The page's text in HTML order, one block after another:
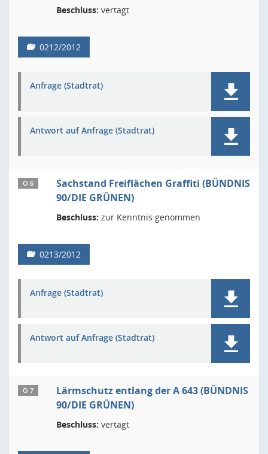
Beschluss: vertagt
0212/2012
Anfrage (Stadtrat)
Antwort auf Anfrage (Stadtrat)
Ö 6
Sachstand Freiflächen Graffiti (BÜNDNIS
90/DIE GRÜNEN)
Beschluss: zur Kenntnis genommen
0213/2012
Anfrage (Stadtrat)
Antwort auf Anfrage (Stadtrat)
Ö 7
Lärmschutz entlang der A 643 (BÜNDNIS
90/DIE GRÜNEN)
Beschluss: vertagt